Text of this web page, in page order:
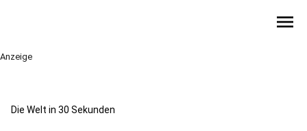
menu
Anzeige
Die Welt in 30 Sekunden